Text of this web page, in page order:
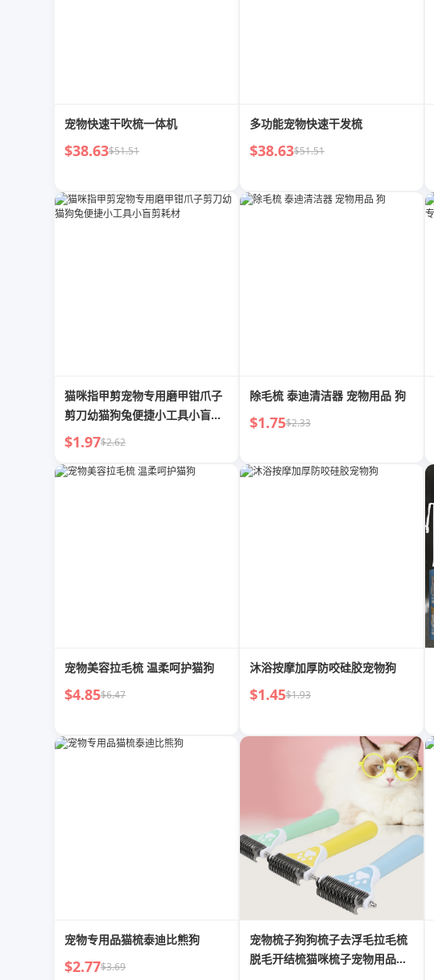
宠物快速干吹梳一体机
$38.63$51.51
多功能宠物快速干发梳
$38.63$51.51
猫咪指甲剪宠物专用磨甲钳爪子
剪刀幼猫狗兔便捷小工具小盲剪
耗材
$1.97$2.62
除毛梳 泰迪清洁器 宠物用品 狗
$1.75$2.33
宠物美容拉毛梳 温柔呵护猫狗
$4.85$6.47
沐浴按摩加厚防咬硅胶宠物狗
$1.45$1.93
宠物专用品猫梳泰迪比熊狗
$2.77$3.69
宠物梳子狗狗梳子去浮毛拉毛梳
脱毛开结梳猫咪梳子宠物用品批